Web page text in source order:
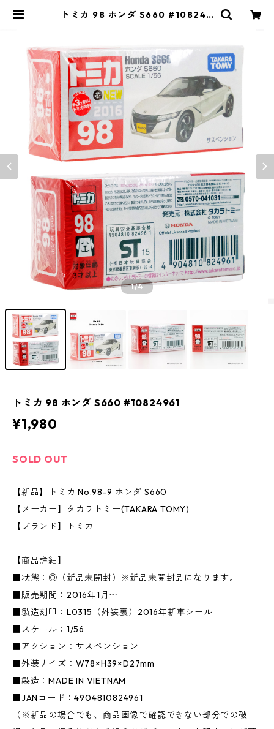
トミカ 98 ホンダ S660 #108249
1/4
トミカ 98 ホンダ S660 #10824961
¥1,980
SOLD OUT
【新品】トミカ No.98-9 ホンダ S660
【メーカー】タカラトミー(TAKARA TOMY)
【ブランド】トミカ
【商品詳細】
■状態：◎（新品未開封）※新品未開封品になります。
■販売期間：2016年1月〜
■製造刻印：L0315（外装裏）2016年新車シール
■スケール：1/56
■アクション：サスペンション
■外装サイズ：W78×H39×D27mm
■製造：MADE IN VIETNAM
■JANコード：4904810824961
（※新品の場合でも、商品画像で確認できない部分での破